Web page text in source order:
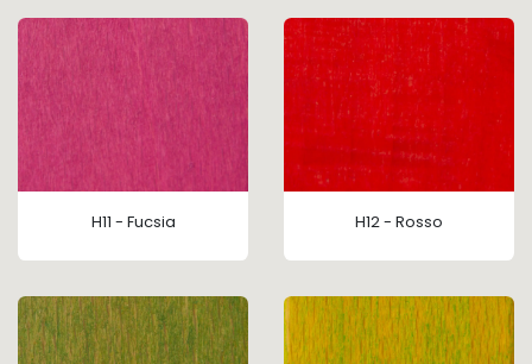
H11 - Fucsia H12 - Rosso